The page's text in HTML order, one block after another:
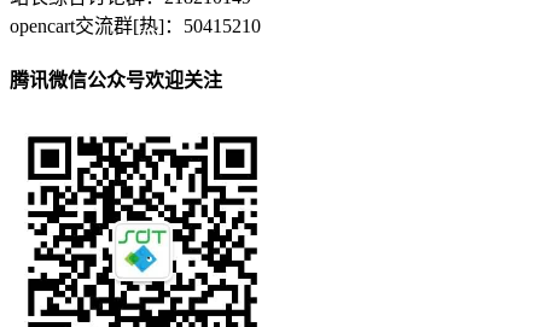
opencart交流群[热]：50415210
腾讯微信公众号欢迎关注